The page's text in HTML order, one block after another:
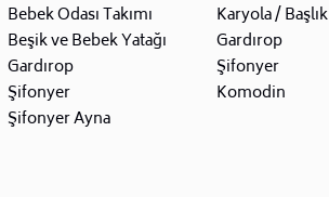
Bebek Odası Takımı
Beşik ve Bebek Yatağı
Gardırop
Şifonyer
Şifonyer Ayna
Karyola / Başlık
Gardırop
Şifonyer
Komodin